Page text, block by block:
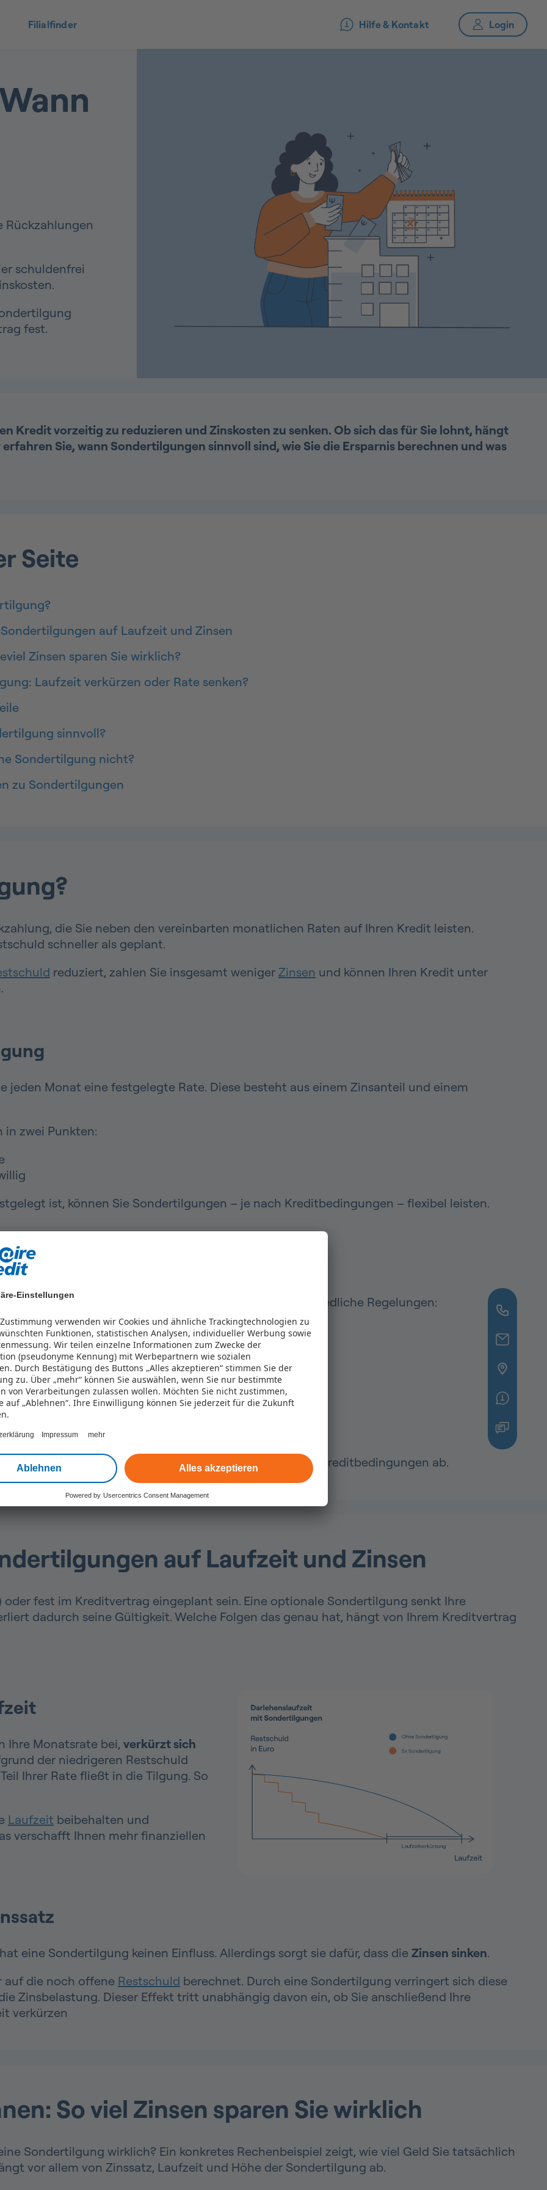
Einstellungen
verwenden wir Cookies und ähnliche Trackingtechnologien zu
Funktionen, statistischen Analysen, individueller Werbung sowie
Wir teilen einzelne Informationen zum Zwecke der
(pseudonyme Kennung) mit Werbepartnern wie sozialen
Durch Bestätigung des Buttons „Alles akzeptieren“ stimmen Sie der
zu. Über „mehr“ können Sie auswählen, wenn Sie nur bestimmte
von Verarbeitungen zulassen wollen. Möchten Sie nicht zustimmen,
auf „Ablehnen“. Ihre Einwilligung können Sie jederzeit für die Zukunft
Impressum mehr
Ablehnen Alles akzeptieren
Powered by Usercentrics Consent Management
Filialfinder Hilfe & Kontakt
Rückzahlungen
schuldenfrei
fest.
Kredit vorzeitig zu reduzieren und Zinskosten zu senken. Ob sich das für Sie lohnt, hängt
Sie, wann Sondertilgungen sinnvoll sind, wie Sie die Ersparnis berechnen und was
Seite
auf Laufzeit und Zinsen
Zinsen sparen Sie wirklich?
Laufzeit verkürzen oder Rate senken?
sinnvoll?
Sondertilgung nicht?
zu Sondertilgungen
die Sie neben den vereinbarten monatlichen Raten auf Ihren Kredit leisten.
schneller als geplant.
reduziert, zahlen Sie insgesamt weniger Zinsen und können Ihren Kredit unter
jeden Monat eine festgelegte Rate. Diese besteht aus einem Zinsanteil und einem
zwei Punkten:
ist, können Sie Sondertilgungen – je nach Kreditbedingungen – flexibel leisten.
möglich?
üblich, allerdings gelten je nach Kredit unterschiedliche Regelungen:
und ohne Begrenzung
% der Restschuld pro Jahr
sind nicht immer möglich
leisten können, hängt immer von den individuellen Kreditbedingungen ab.
auf Laufzeit und Zinsen
fest im Kreditvertrag eingeplant sein. Eine optionale Sondertilgung senkt Ihre
dadurch seine Gültigkeit. Welche Folgen das genau hat, hängt von Ihrem Kreditvertrag
Ihre Monatsrate bei, verkürzt sich
der niedrigeren Restschuld
Ihrer Rate fließt in die Tilgung. So
Laufzeit beibehalten und
verschafft Ihnen mehr finanziellen
eine Sondertilgung keinen Einfluss. Allerdings sorgt sie dafür, dass die Zinsen sinken.
auf die noch offene Restschuld berechnet. Durch eine Sondertilgung verringert sich diese
Zinsbelastung. Dieser Effekt tritt unabhängig davon ein, ob Sie anschließend Ihre
verkürzen
So viel Zinsen sparen Sie wirklich
Sondertilgung wirklich? Ein konkretes Rechenbeispiel zeigt, wie viel Geld Sie tatsächlich
vor allem von Zinssatz, Laufzeit und Höhe der Sondertilgung ab.